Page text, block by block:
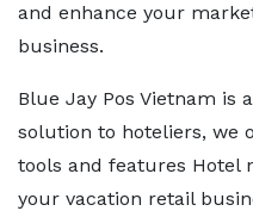
and enhance your
business.
Blue Jay Pos Vietnam is
solution to hoteliers, we
tools and features Hotel
your vacation retail